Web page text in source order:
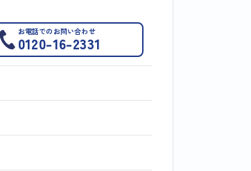
お電話でのお問い合わせ
0120-16-2331